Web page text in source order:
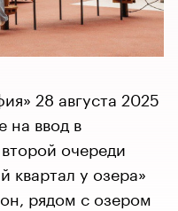
28 августа 2025
на ввод в
очереди
квартал у озера»
рядом с озером